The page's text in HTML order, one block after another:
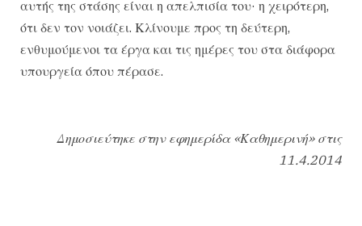
αυτής της στάσης είναι η απελπισία του· η χειρότερη,
ότι δεν τον νοιάζει. Κλίνουμε προς τη δεύτερη,
ενθυμούμενοι τα έργα και τις ημέρες του στα διάφορα
υπουργεία όπου πέρασε.
Δημοσιεύτηκε στην εφημερίδα «Καθημερινή» στις
11.4.2014